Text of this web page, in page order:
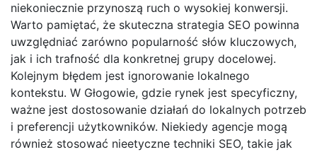
niekoniecznie przynoszą ruch o wysokiej konwersji.
Warto pamiętać, że skuteczna strategia SEO powinna
uwzględniać zarówno popularność słów kluczowych,
jak i ich trafność dla konkretnej grupy docelowej.
Kolejnym błędem jest ignorowanie lokalnego
kontekstu. W Głogowie, gdzie rynek jest specyficzny,
ważne jest dostosowanie działań do lokalnych potrzeb
i preferencji użytkowników. Niekiedy agencje mogą
również stosować nieetyczne techniki SEO, takie jak